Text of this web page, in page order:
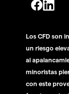
Los CFD son
un riesgo
al
minoristas
con este